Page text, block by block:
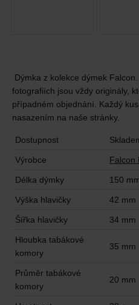
Dýmka z kolekce dýmek
fotografiích jsou vždy originály,
případném objednání. Každý
nasazením na naše stránky.
Dostupnost
Výrobce Falcon
Délka dýmky 150
Výška hlavičky 42 mm
Šířka hlavičky 34 mm
Hloubka tabákové
komory
35 mm
Průměr tabákové
komory
20 mm